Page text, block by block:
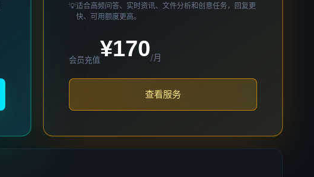
💡适合高频问答、实时资讯、文件分析和创意任务，回复更
快、可用额度更高。
会员充值¥170/月
查看服务